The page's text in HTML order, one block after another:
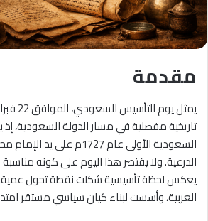
مقدمة
يمثل
تاريخية مفصلية في مسار الدولة السعودية، إذ
السعودية الأولى عام 1727م
الدرعية. ولا يقتصر هذا اليوم على كونه مناسبة
يعكس لحظة تأسيسية شكلت نقطة تحول عميقة
العربية، وأسست لبناء كيان سياسي مستقر